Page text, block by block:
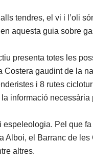
tendres, el vi i l’oli
aquesta guia sobre
presenta totes les
gaudint de la
i 8 rutes
informació necessària
espeleologia. Pel que
Alboi, el Barranc de
altres.